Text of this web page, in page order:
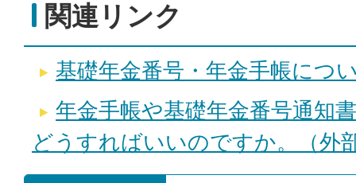
関連リンク
基礎年金番号・年金手帳につ
年金手帳や基礎年金番号通知
どうすればいいのですか。（外